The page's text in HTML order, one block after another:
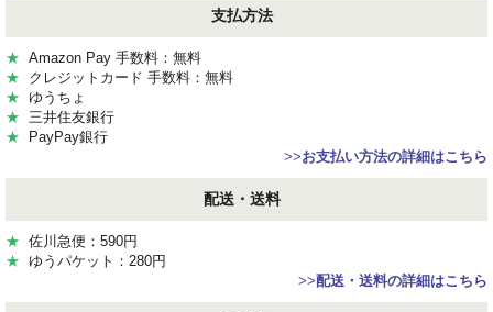
支払方法
★ Amazon Pay 手数料：無料
★ クレジットカード 手数料：無料
★ ゆうちょ
★ 三井住友銀行
★ PayPay銀行
>>お支払い方法の詳細はこちら
配送・送料
★ 佐川急便：590円
★ ゆうパケット：280円
>>配送・送料の詳細はこちら